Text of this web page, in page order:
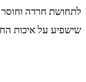
לתחושת חרדה
שישפיע על איכות